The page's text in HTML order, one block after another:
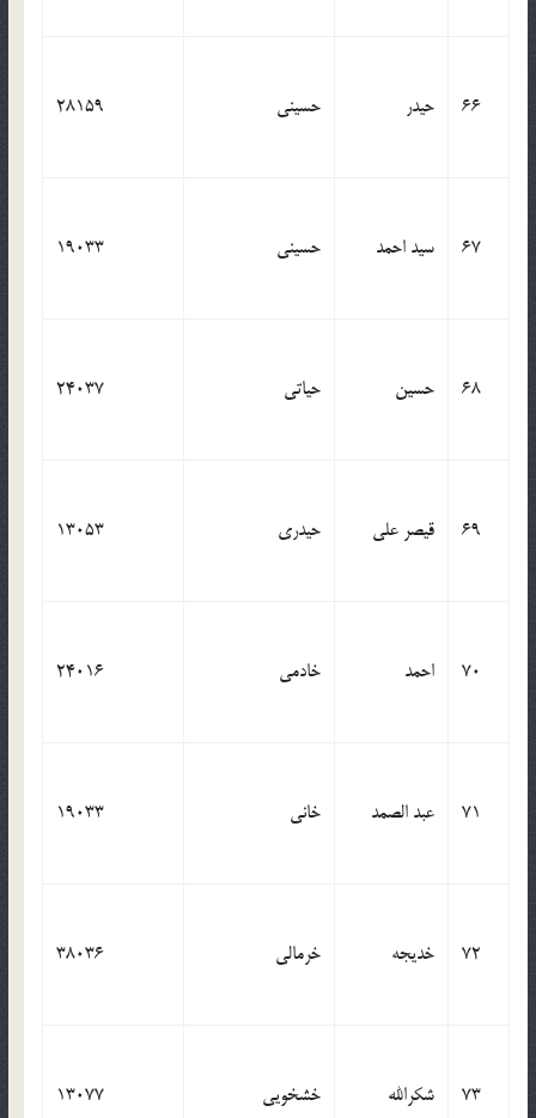
66 حیدر حسینی 28159
67 سید احمد حسینی 19033
68 حسین حیاتی 24037
69 قیصر علی حیدری 13053
70 احمد خادمی 24016
71 عبد الصمد خانی 19033
72 خدیجه خرمالی 38036
73 شکرالله خشخویی 13077